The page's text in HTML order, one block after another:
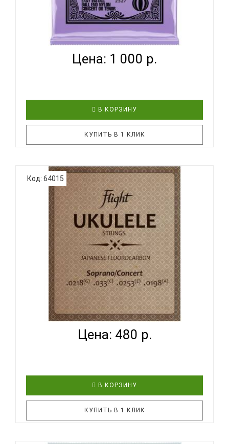
ERNIE BALL 2327 BALL END BLACK NYLON WOUND G -
СТР...
Цена: 1 000 р.
В КОРЗИНУ
КУПИТЬ В 1 КЛИК
Струны Ernie Ball 2327 для укулеле концерт/тенор
Low G выполнены из 100%-ной нити нейлона. Такая
комбинация калибров идеальна для игроков,
которые хотят настроить свою укулеле, используя
настройку «Low G». Струны обеспечивают теплое и
насыщенное зву..
Код: 64015
FLIGHT FUSSC-100 - СТРУНЫ ДЛЯ УКУЛЕЛЕ
КОНЦЕРТ...
Цена: 480 р.
В КОРЗИНУ
КУПИТЬ В 1 КЛИК